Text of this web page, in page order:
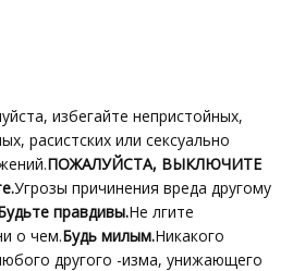
избегайте непристойных,
расистских или сексуально
ПОЖАЛУЙСТА, ВЫКЛЮЧИТЕ
Угрозы причинения вреда другому
правдивы.Не лгите
о чем.Будь милым.Никакого
другого -изма, унижающего